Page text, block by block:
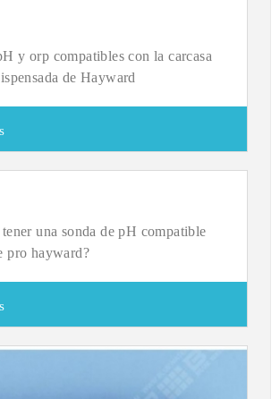
y orp compatibles con la carcasa
de Hayward
una sonda de pH compatible
pro hayward?